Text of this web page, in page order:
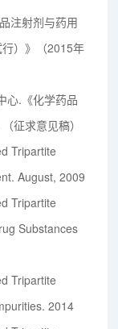
注射剂与药用
）》（2015年
心.《化学药品
征求意见稿）
Tripartite
August, 2009
Tripartite
Substances
Tripartite
2014